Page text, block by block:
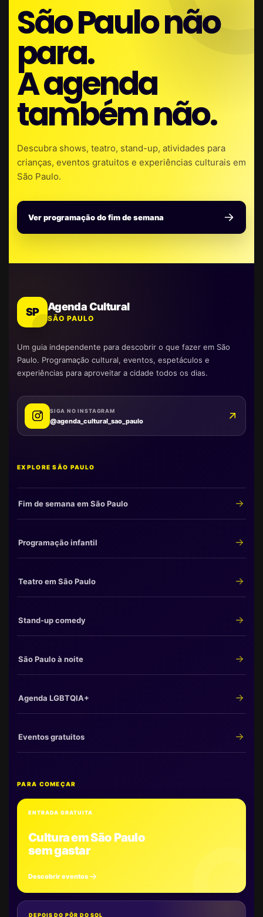
São Paulo não
para.
A agenda
também não.
Descubra shows, teatro, stand-up, atividades para
crianças, eventos gratuitos e experiências culturais em
São Paulo.
Ver programação do fim de semana
SP Agenda Cultural
SÃO PAULO
Um guia independente para descobrir o que fazer em São
Paulo. Programação cultural, eventos, espetáculos e
experiências para aproveitar a cidade todos os dias.
SIGA NO INSTAGRAM
@agenda_cultural_sao_paulo
EXPLORE SÃO PAULO
Fim de semana em São Paulo
Programação infantil
Teatro em São Paulo
Stand-up comedy
São Paulo à noite
Agenda LGBTQIA+
Eventos gratuitos
PARA COMEÇAR
ENTRADA GRATUITA
Cultura em São Paulo
sem gastar
Descobrir eventos
DEPOIS DO PÔR DO SOL